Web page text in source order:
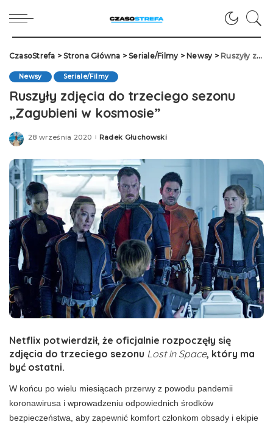
CzasoStrefa >Strona Główna >Seriale/Filmy> Newsy> Ruszyły zdjęcia do trzeciego sezonu „Zagubieni w kosmosie”
Newsy Seriale/Filmy
Ruszyły zdjęcia do trzeciego sezonu
„Zagubieni w kosmosie”
28 września 2020Posted
Radek Głuchowski
Netflix potwierdził, że oficjalnie rozpoczęły się
zdjęcia do trzeciego sezonu Lost in Space, który ma
być ostatni.
W końcu po wielu miesiącach przerwy z powodu pandemii
koronawirusa i wprowadzeniu odpowiednich środków
bezpieczeństwa, aby zapewnić komfort członkom obsady i ekipie